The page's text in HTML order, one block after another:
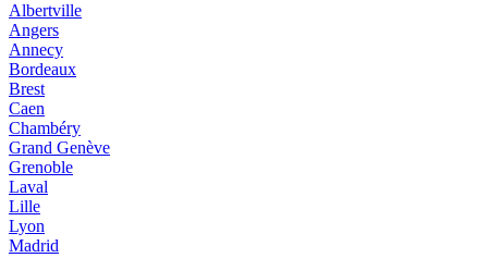
Albertville
Angers
Annecy
Bordeaux
Brest
Caen
Chambéry
Grand Genève
Grenoble
Laval
Lille
Lyon
Madrid